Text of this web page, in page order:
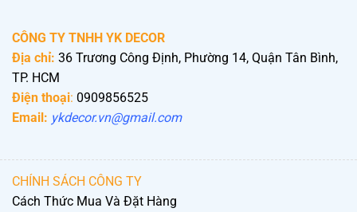
CÔNG TY TNHH YK DECOR
Địa chỉ: 36 Trương Công Định, Phường 14, Quận Tân Bình,
TP. HCM
Điện thoại: 0909856525
Email: ykdecor.vn@gmail.com
CHÍNH SÁCH CÔNG TY
Cách Thức Mua Và Đặt Hàng